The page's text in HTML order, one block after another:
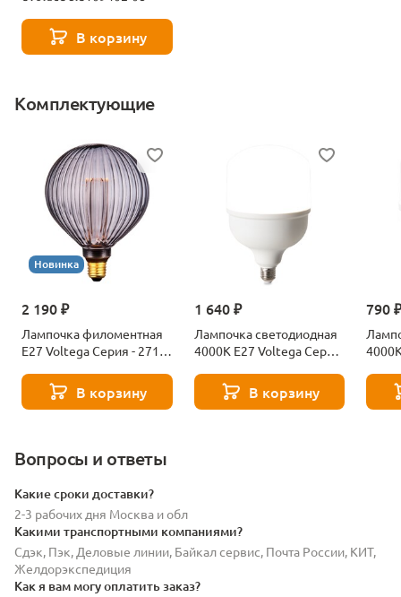
В корзину
Комплектующие
Новинка
2 190 ₽
Лампочка филоментная
Е27 Voltega Серия - 271
В корзину
1 640 ₽
Лампочка светодиодная
4000К Е27 Voltega Серия
В корзину
790
Вопросы и ответы
Какие сроки доставки?
2-3 рабочих дня Москва и обл
Какими транспортными компаниями?
Сдэк, Пэк, Деловые линии, Байкал сервис, Почта России, КИТ,
Желдорэкспедиция
Как я вам могу оплатить заказ?